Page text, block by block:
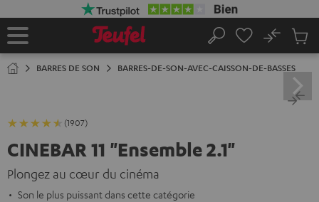
Page
Rechercher
No
du
panier
BARRES DE SON BARRES-DE-SON-AVEC-CAISSON-DE-BASSES
(1907)
CINEBAR 11 "Ensemble 2.1"
Plongez au cœur du cinéma
Son le plus puissant dans cette catégorie